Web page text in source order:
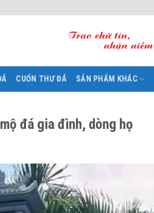
CUỐN THƯ ĐÁ SẢN PHẨM KHÁC
đá gia đình, dòng họ